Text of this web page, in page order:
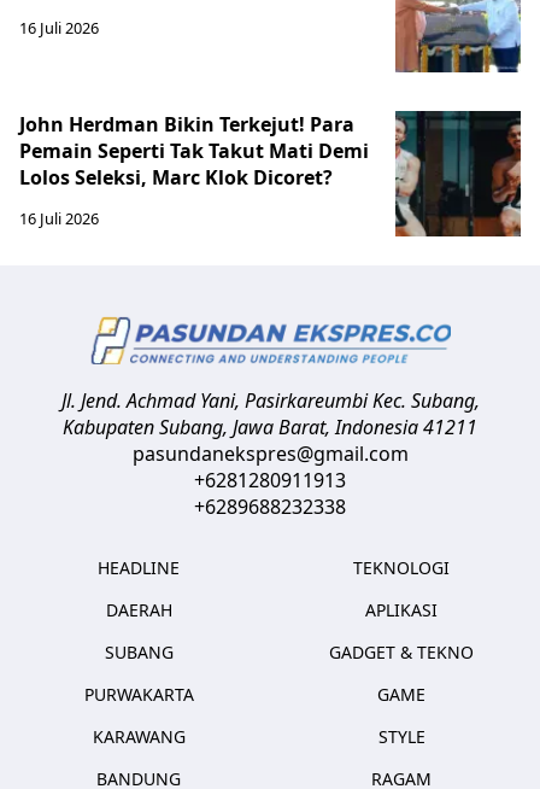
16 Juli 2026
John Herdman Bikin Terkejut! Para
Pemain Seperti Tak Takut Mati Demi
Lolos Seleksi, Marc Klok Dicoret?
16 Juli 2026
Jl. Jend. Achmad Yani, Pasirkareumbi Kec. Subang,
Kabupaten Subang, Jawa Barat,Indonesia41211
pasundanekspres@gmail.com
+6281280911913
+6289688232338
HEADLINE
DAERAH
SUBANG
PURWAKARTA
KARAWANG
BANDUNG
TEKNOLOGI
APLIKASI
GADGET & TEKNO
GAME
STYLE
RAGAM